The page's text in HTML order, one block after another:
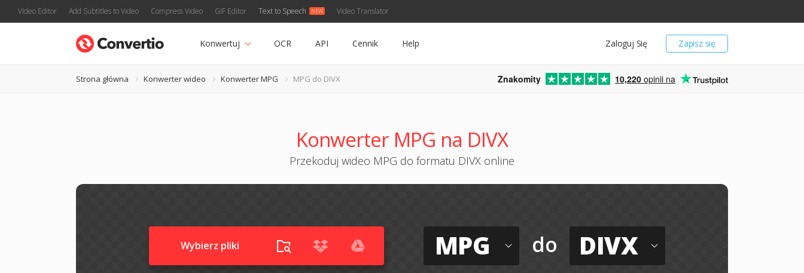
Video Editor Add Subtitles to Video Compress Video GIF Editor Text to Speech Video Translator
Zapisz się
Zaloguj Się
Konwertuj OCR API Cennik Help
Strona główna Konwerter wideo Konwerter MPG MPG do DIVX Znakomity 10,220 opinii na
Konwerter MPG na DIVX
Przekoduj wideo MPG do formatu DIVX online
Wybierz pliki MPG do DIVX